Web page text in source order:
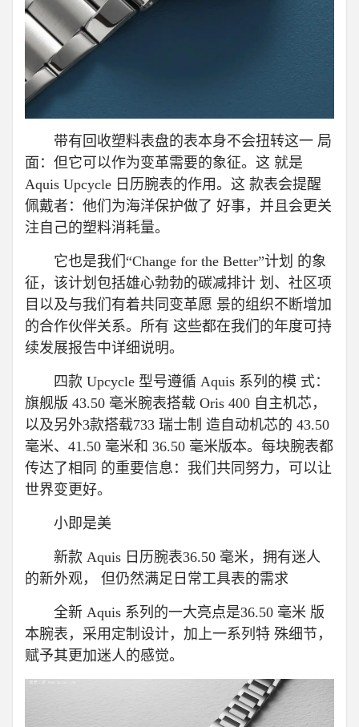
带有回收塑料表盘的表本身不会扭转这一 局
面：但它可以作为变革需要的象征。这 就是
Aquis Upcycle 日历腕表的作用。这 款表会提醒
佩戴者：他们为海洋保护做了 好事，并且会更关
注自己的塑料消耗量。
它也是我们“Change for the Better”计划 的象
征，该计划包括雄心勃勃的碳减排计 划、社区项
目以及与我们有着共同变革愿 景的组织不断增加
的合作伙伴关系。所有 这些都在我们的年度可持
续发展报告中详细说明。
四款 Upcycle 型号遵循 Aquis 系列的模 式：
旗舰版 43.50 毫米腕表搭载 Oris 400 自主机芯，
以及另外3款搭载733 瑞士制 造自动机芯的 43.50
毫米、41.50 毫米和 36.50 毫米版本。每块腕表都
传达了相同 的重要信息：我们共同努力，可以让
世界变更好。
小即是美
新款 Aquis 日历腕表36.50 毫米，拥有迷人
的新外观， 但仍然满足日常工具表的需求
全新 Aquis 系列的一大亮点是36.50 毫米 版
本腕表，采用定制设计，加上一系列特 殊细节，
赋予其更加迷人的感觉。